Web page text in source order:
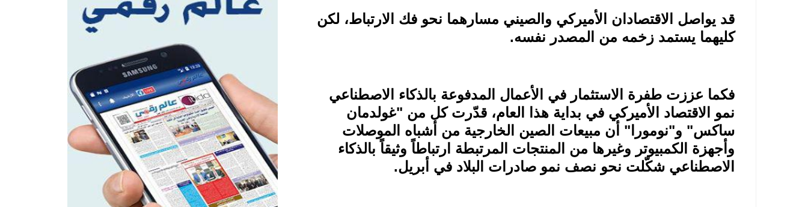
قد يواصل الاقتصادان الأميركي والصيني مسارهما نحو فك الارتباط، لكن
كليهما يستمد زخمه من المصدر نفسه.
فكما عززت طفرة الاستثمار في الأعمال المدفوعة بالذكاء الاصطناعي
نمو الاقتصاد الأميركي في بداية هذا العام، قدّرت كل من "غولدمان
ساكس" و"نومورا" أن مبيعات الصين الخارجية من أشباه الموصلات
وأجهزة الكمبيوتر وغيرها من المنتجات المرتبطة ارتباطاً وثيقاً بالذكاء
الاصطناعي شكّلت نحو نصف نمو صادرات البلاد في أبريل.